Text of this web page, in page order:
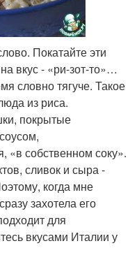
Покатайте эти
вкус - «ри-зот-то»…
словно тягуче. Такое
из риса.
покрытые
«в собственном соку».
сливок и сыра -
когда мне
захотела его
для
вкусами Италии у